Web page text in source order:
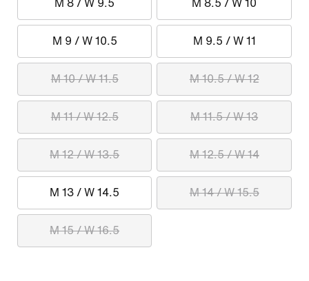
M 8 / W 9.5 M 8.5 / W 10
M 9 / W 10.5 M 9.5 / W 11
M 10 / W 11.5 M 10.5 / W 12
M 11 / W 12.5 M 11.5 / W 13
M 12 / W 13.5 M 12.5 / W 14
M 13 / W 14.5 M 14 / W 15.5
M 15 / W 16.5